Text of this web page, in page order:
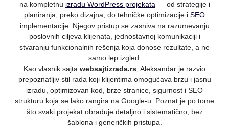
na kompletnu izradu WordPress projekata — od strategije i
planiranja, preko dizajna, do tehničke optimizacije i SEO
implementacije. Njegov pristup se zasniva na razumevanju
poslovnih ciljeva klijenata, jednostavnoj komunikaciji i
stvaranju funkcionalnih rešenja koja donose rezultate, a ne
samo lep izgled.
Kao vlasnik sajta websajtizrada.rs , Aleksandar je razvio
prepoznatljiv stil rada koji klijentima omogućava brzu i jasnu
izradu, optimizovan kod, brze stranice, sigurnost i SEO
strukturu koja se lako rangira na Google-u. Poznat je po tome
što svaki projekat obrađuje detaljno i sistematično, bez
šablona i generičkih pristupa.